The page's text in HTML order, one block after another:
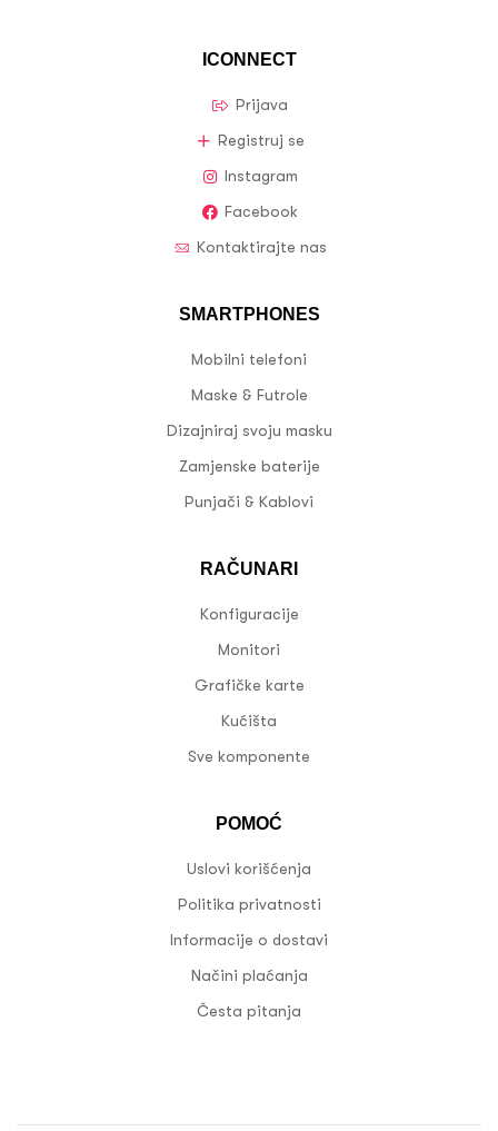
ICONNECT
Prijava
Registruj se
Instagram
Facebook
Kontaktirajte nas
SMARTPHONES
Mobilni telefoni
Maske & Futrole
Dizajniraj svoju masku
Zamjenske baterije
Punjači & Kablovi
RAČUNARI
Konfiguracije
Monitori
Grafičke karte
Kućišta
Sve komponente
POMOĆ
Uslovi korišćenja
Politika privatnosti
Informacije o dostavi
Načini plaćanja
Česta pitanja